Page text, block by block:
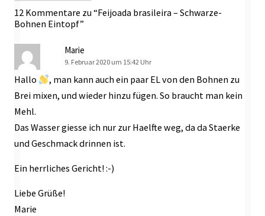
12 Kommentare zu “Feijoada brasileira – Schwarze-
Bohnen Eintopf”
Marie
9. Februar 2020 um 15:42 Uhr
Hallo
, man kann auch ein paar EL von den Bohnen zu
Brei mixen, und wieder hinzu fügen. So braucht man kein
Mehl.
Das Wasser giesse ich nur zur Haelfte weg, da da Staerke
und Geschmack drinnen ist.
Ein herrliches Gericht! :-)
Liebe Grüße!
Marie